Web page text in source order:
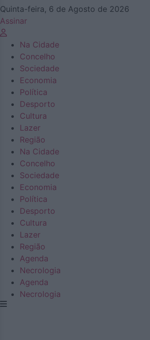
Quinta-feira, 6 de Agosto de 2026
Assinar
Na Cidade
Concelho
Sociedade
Economia
Política
Desporto
Cultura
Lazer
Região
Na Cidade
Concelho
Sociedade
Economia
Política
Desporto
Cultura
Lazer
Região
Agenda
Necrologia
Agenda
Necrologia